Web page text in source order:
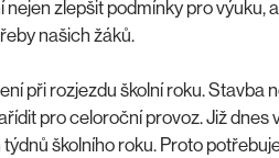
zlepšit podmínky pro výuku,
našich žáků.
při rozjezdu školní roku. Stavba
pro celoroční provoz. Již dnes
školního roku. Proto